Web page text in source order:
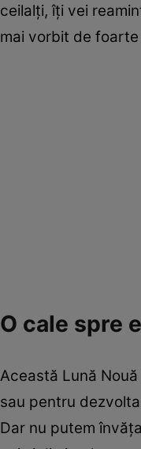
ceilalţi, îţi vei
mai vorbit de
O cale spre
Această Lună
sau pentru
Dar nu putem